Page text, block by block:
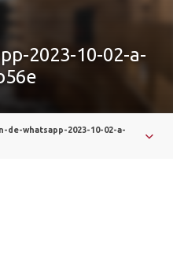
2023-10-02-a-
de-whatsapp-2023-10-02-a-